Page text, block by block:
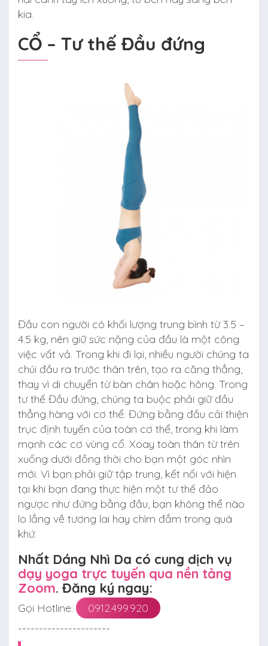
kia.
CỔ – Tư thế Đầu đứng
Đầu con người có khối lượng trung bình từ 3.5 –
4.5 kg, nên giữ sức nặng của đầu là một công
việc vất vả. Trong khi đi lại, nhiều người chúng ta
chúi đầu ra trước thân trên, tạo ra căng thẳng,
thay vì di chuyển từ bàn chân hoặc hông. Trong
tư thế Đầu đứng, chúng ta buộc phải giữ đầu
thẳng hàng với cơ thể. Đứng bằng đầu cải thiện
trục định tuyến của toàn cơ thể, trong khi làm
mạnh các cơ vùng cổ. Xoay toàn thân từ trên
xuống dưới đồng thời cho bạn một góc nhìn
mới. Vì bạn phải giữ tập trung, kết nối với hiện
tại khi bạn đang thực hiện một tư thế đảo
ngược như đứng bằng đầu, bạn không thể nào
lo lắng về tương lai hay chìm đắm trong quá
khứ.
Nhất Dáng Nhì Da có cung dịch vụ
dạy yoga trực tuyến qua nền tảng
Zoom. Đăng ký ngay:
Gọi Hotline:
0912.499.920
----------------------